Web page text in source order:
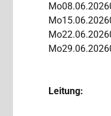
Mo08.06.2026
Mo15.06.2026
Mo22.06.2026
Mo29.06.2026
Leitung: